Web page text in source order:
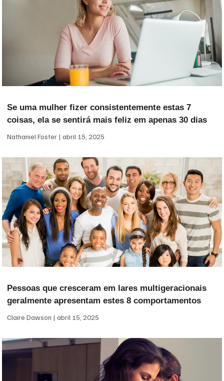
Se uma mulher fizer consistentemente estas 7
coisas, ela se sentirá mais feliz em apenas 30 dias
Nathaniel Foster abril 15, 2025
Pessoas que cresceram em lares multigeracionais
geralmente apresentam estes 8 comportamentos
Claire Dawson abril 15, 2025